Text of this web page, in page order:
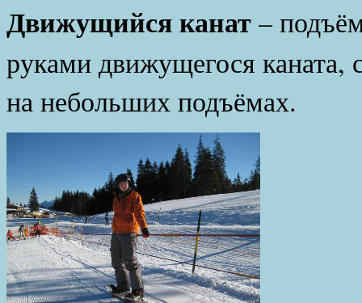
Движущийся канат–
руками движущегося каната,
на небольших подъёмах.